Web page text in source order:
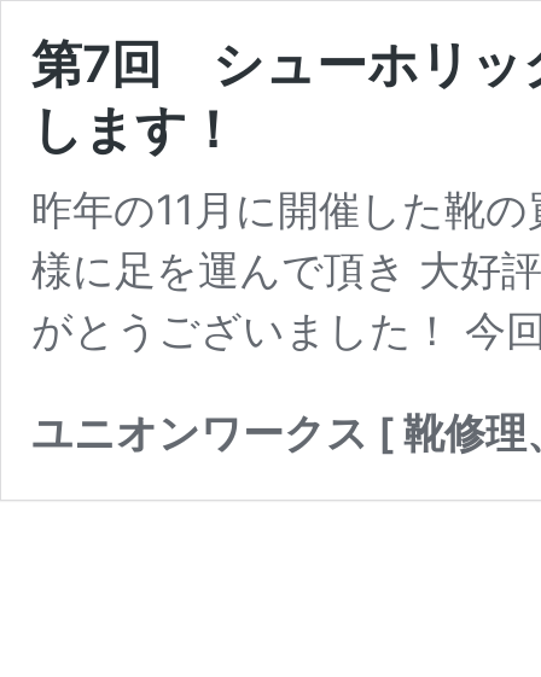
第7回 シューホリッ
します！
昨年の11月に開催した靴
様に足を運んで頂き 大好
がとうございました！ 今
ユニオンワークス [ 靴修理